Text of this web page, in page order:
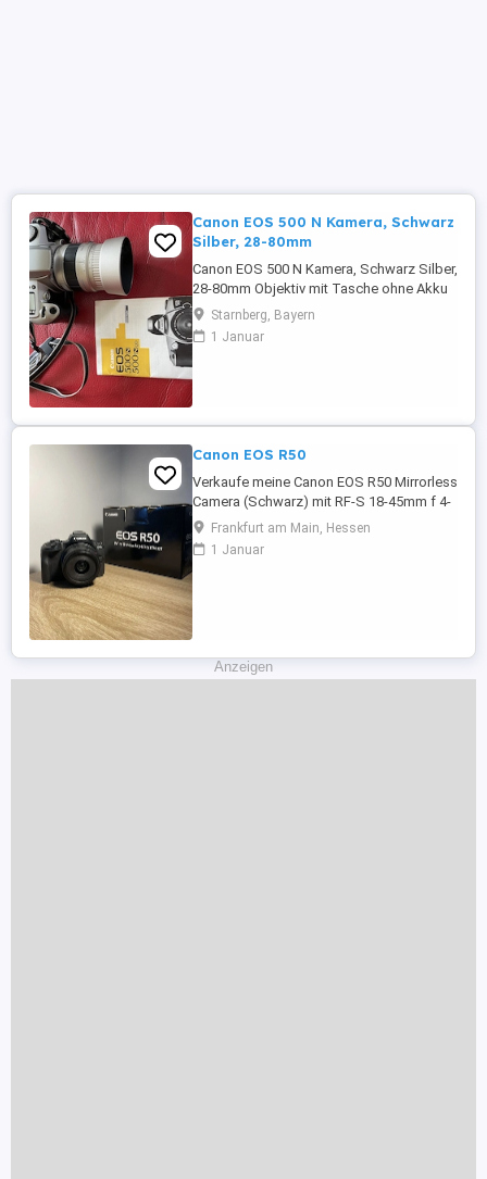
Canon EOS 500 N Kamera, Schwarz
Silber, 28-80mm
Canon EOS 500 N Kamera, Schwarz Silber,
28-80mm Objektiv mit Tasche ohne Akku
inkl. eingelegtem Film , ungeprüft guter
Zustand Porto 7 Privatverkauf, keine
Garantie, Rücknahme
Starnberg, Bayern
1 Januar
Canon EOS R50
Verkaufe meine Canon EOS R50 Mirrorless
Camera (Schwarz) mit RF-S 18-45mm f 4-
6.3 IS STM Objektiv in absolutem
Neuzustand. Kaum genutzt, keinerlei
Kratzer oder Gebrauchsspuren.
Frankfurt am Main, Hessen
1 Januar
Anzeigen